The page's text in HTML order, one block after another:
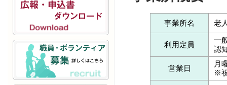
事業所名 老
利用定員
一
認
営業日
月
※